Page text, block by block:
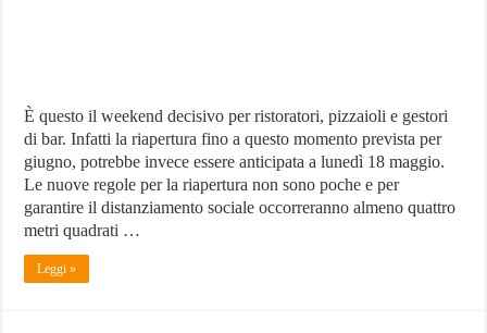
È questo il weekend decisivo per ristoratori, pizzaioli e gestori
di bar. Infatti la riapertura fino a questo momento prevista per
giugno, potrebbe invece essere anticipata a lunedì 18 maggio.
Le nuove regole per la riapertura non sono poche e per
garantire il distanziamento sociale occorreranno almeno quattro
metri quadrati …
Leggi »